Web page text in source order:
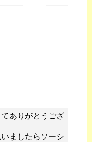
ありがとうござ
ましたらソーシ